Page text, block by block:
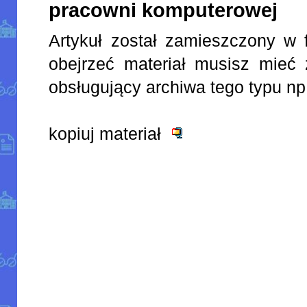
pracowni komputerowej
Artykuł został zamieszczony
obejrzeć materiał musisz mieć
obsługujący archiwa tego typu
kopiuj materiał